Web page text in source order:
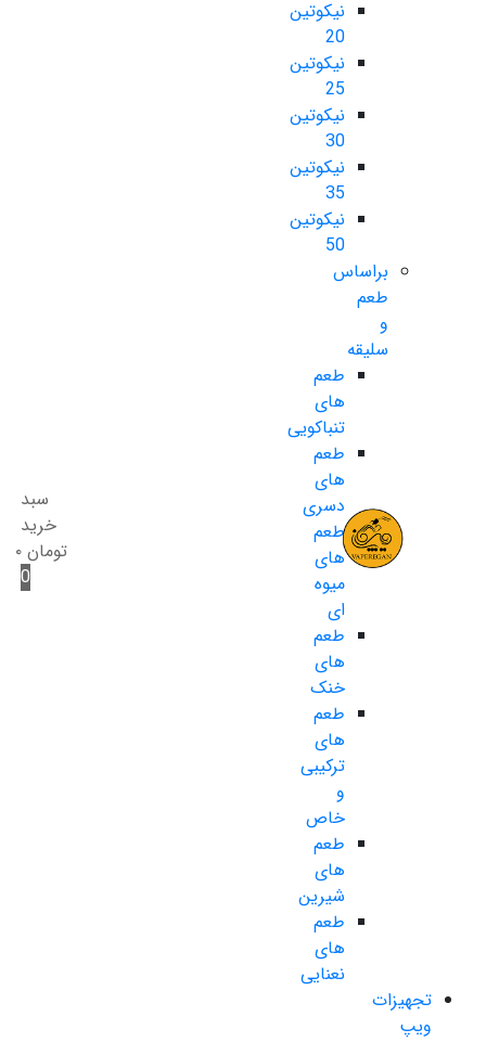
نیکوتین
20
نیکوتین
25
نیکوتین
30
نیکوتین
35
نیکوتین
50
براساس
طعم
و
سلیقه
طعم
های
تنباکویی
طعم
های
دسری
طعم
های
میوه
ای
طعم
های
خنک
طعم
های
ترکیبی
و
خاص
طعم
های
شیرین
طعم
های
نعنایی
تجهیزات
ویپ
سبد
خرید
تومان ۰
0